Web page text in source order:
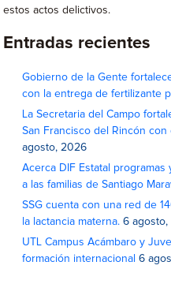
estos actos delictivos.
Entradas recientes
Gobierno de la Gente
con la entrega de fertilizante
La Secretaria del Campo
San Francisco del Rincón
agosto, 2026
Acerca DIF Estatal
a las familias de Santiago
SSG cuenta con una red de
la lactancia materna. 6
UTL Campus Acámbaro y
formación internacional 6